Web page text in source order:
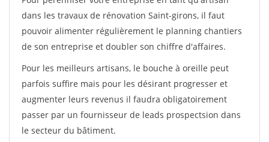
dans les travaux de rénovation Saint-girons, il faut
pouvoir alimenter régulièrement le planning chantiers
de son entreprise et doubler son chiffre d'affaires.
Pour les meilleurs artisans, le bouche à oreille peut
parfois suffire mais pour les désirant progresser et
augmenter leurs revenus il faudra obligatoirement
passer par un fournisseur de leads prospectsion dans
le secteur du bâtiment.